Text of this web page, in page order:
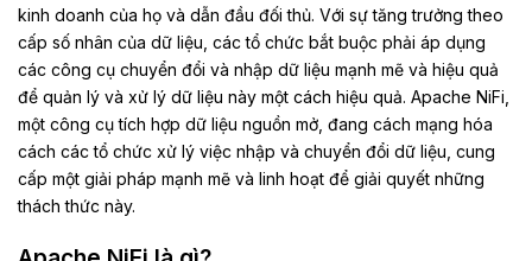
kinh doanh của họ và dẫn đầu đối thủ. Với sự tăng trưởng theo
cấp số nhân của dữ liệu, các tổ chức bắt buộc phải áp dụng
các công cụ chuyển đổi và nhập dữ liệu mạnh mẽ và hiệu quả
để quản lý và xử lý dữ liệu này một cách hiệu quả. Apache NiFi,
một công cụ tích hợp dữ liệu nguồn mở, đang cách mạng hóa
cách các tổ chức xử lý việc nhập và chuyển đổi dữ liệu, cung
cấp một giải pháp mạnh mẽ và linh hoạt để giải quyết những
thách thức này.